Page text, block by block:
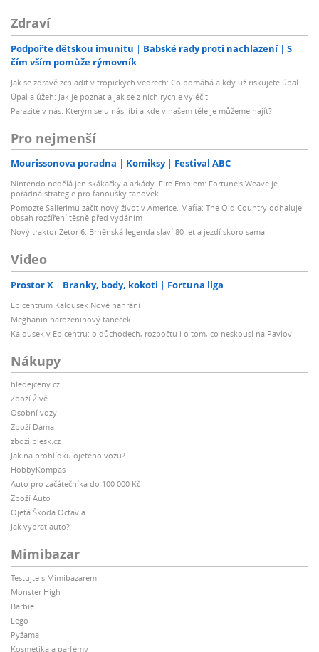
Zdraví
Podpořte dětskou imunitu Babské rady proti nachlazení
S
čím vším pomůže rýmovník
Jak se zdravě zchladit v tropických vedrech: Co pomáhá a kdy už riskujete úpal
Úpal a úžeh: Jak je poznat a jak se z nich rychle vyléčit
Parazité v nás: Kterým se u nás líbí a kde v našem těle je můžeme najít?
Pro nejmenší
Mourissonova poradna Komiksy Festival ABC
Nintendo nedělá jen skákačky a arkády. Fire Emblem: Fortune's Weave je
pořádná strategie pro fanoušky tahovek
Pomozte Salierimu začít nový život v Americe. Mafia: The Old Country odhaluje
obsah rozšíření těsně před vydáním
Nový traktor Zetor 6: Brněnská legenda slaví 80 let a jezdí skoro sama
Video
Prostor X Branky, body, kokoti Fortuna liga
Epicentrum Kalousek Nové nahrání
Meghanin narozeninový taneček
Kalousek v Epicentru: o důchodech, rozpočtu i o tom, co neskousl na Pavlovi
Nákupy
hledejceny.cz
Zboží Živě
Osobní vozy
Zboží Dáma
zbozi.blesk.cz
Jak na prohlídku ojetého vozu?
HobbyKompas
Auto pro začátečníka do 100 000 Kč
Zboží Auto
Ojetá Škoda Octavia
Jak vybrat auto?
Mimibazar
Testujte s Mimibazarem
Monster High
Barbie
Lego
Pyžama
Kosmetika a parfémy